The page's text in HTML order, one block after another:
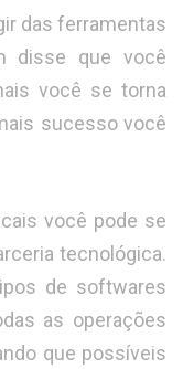
das ferramentas
disse que você
você se torna
sucesso você
você pode se
tecnológica.
de softwares
as operações
que possíveis